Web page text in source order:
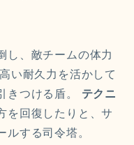
し、敵チームの体力
い耐久力を活かして
きつける盾。 テクニ
を回復したりと、サ
ルする司令塔。